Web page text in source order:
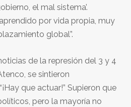
el mal sistema’.
por vida propia, muy
global”.
de la represión del 3 y 4
se sintieron
que actuar!” Supieron que
pero la mayoría no